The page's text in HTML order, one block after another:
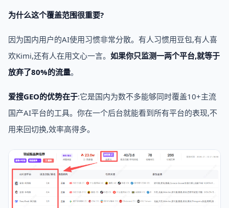
为什么这个覆盖范围很重要?
因为国内用户的AI使用习惯非常分散。有人习惯用豆包,有人喜
欢Kimi,还有人在用文心一言。 如果你只监测一两个平台,就等于
放弃了80%的流量。
爱搜GEO的优势在于:它是国内为数不多能够同时覆盖10+主流
国产AI平台的工具。你在一个后台就能看到所有平台的表现,不
用来回切换,效率高得多。